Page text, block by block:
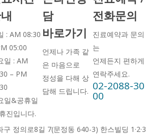
: AM 08:30
05:00
일 : AM
– PM
일&공휴일
진입니다.
담
바로가기
언제나 가족 같
은 마음으로
정성을 다해 상
담해 드립니다.
전화문의
진료예약과 문의
는
언제든지 편하게
연락주세요.
02-2088-30
00
정의로8길 7(문정동 640-3) 한스빌딩 1·2·3